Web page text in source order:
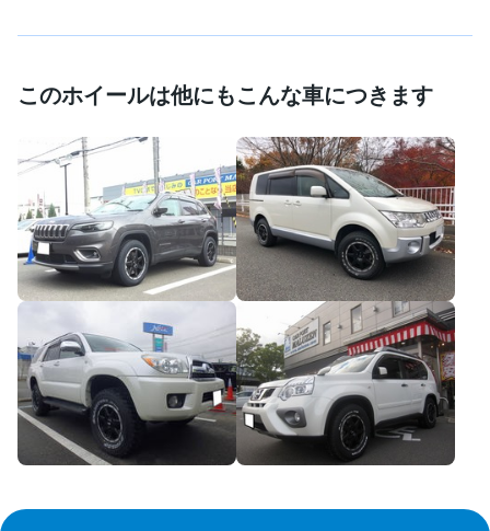
このホイールは他にもこんな車につきます